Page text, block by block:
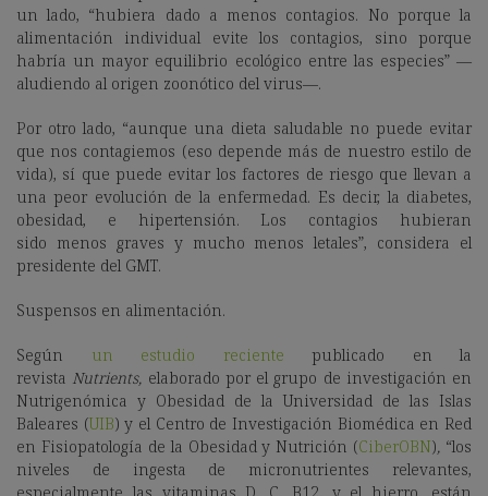
un lado, “hubiera dado a menos contagios. No porque la
alimentación individual evite los contagios, sino porque
habría un mayor equilibrio ecológico entre las especies” —
aludiendo al origen zoonótico del virus—.
Por otro lado, “aunque una dieta saludable no puede evitar
que nos contagiemos (eso depende más de nuestro estilo de
vida), sí que puede evitar los factores de riesgo que llevan a
una peor evolución de la enfermedad. Es decir, la diabetes,
obesidad, e hipertensión. Los contagios hubieran
sido menos graves y mucho menos letales”, considera el
presidente del GMT.
Suspensos en alimentación.
Según un estudio reciente publicado en la
revista Nutrients, elaborado por el grupo de investigación en
Nutrigenómica y Obesidad de la Universidad de las Islas
Baleares (UIB) y el Centro de Investigación Biomédica en Red
en Fisiopatología de la Obesidad y Nutrición (CiberOBN), “los
niveles de ingesta de micronutrientes relevantes,